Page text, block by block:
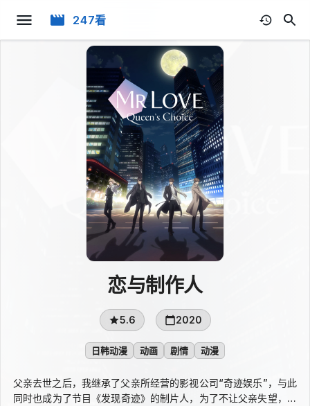
247看
恋与制作人
5.6 2020
日韩动漫 动画 剧情 动漫
父亲去世之后，我继承了父亲所经营的影视公司“奇迹娱乐”，与此
同时也成为了节目《发现奇迹》的制片人，为了不让父亲失望，我